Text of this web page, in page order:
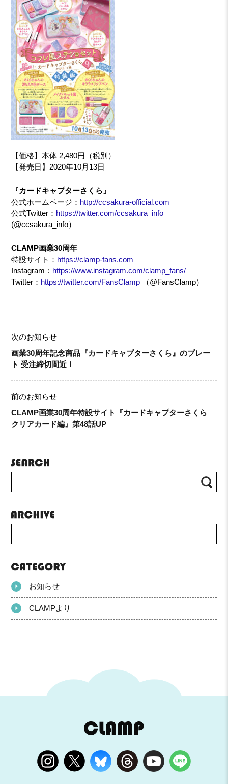
【価格】本体 2,480円（税別）
【発売日】2020年10月13日
『カードキャプターさくら』
公式ホームページ： http://ccsakura-official.com
公式Twitter： https://twitter.com/ccsakura_info
(@ccsakura_info）
CLAMP画業30周年
特設サイト： https://clamp-fans.com
Instagram： https://www.instagram.com/clamp_fans/
Twitter： https://twitter.com/FansClamp （@FansClamp）
次のお知らせ
画業30周年記念商品『カードキャプターさくら』のプレー
ト 受注締切間近！
前のお知らせ
CLAMP画業30周年特設サイト『カードキャプターさくら
クリアカード編』第48話UP
お知らせ
CLAMPより